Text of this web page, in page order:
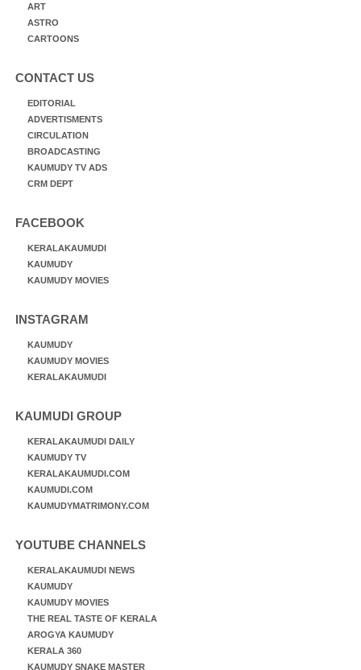
ART
ASTRO
CARTOONS
CONTACT US
EDITORIAL
ADVERTISMENTS
CIRCULATION
BROADCASTING
KAUMUDY TV ADS
CRM DEPT
FACEBOOK
KERALAKAUMUDI
KAUMUDY
KAUMUDY MOVIES
INSTAGRAM
KAUMUDY
KAUMUDY MOVIES
KERALAKAUMUDI
KAUMUDI GROUP
KERALAKAUMUDI DAILY
KAUMUDY TV
KERALAKAUMUDI.COM
KAUMUDI.COM
KAUMUDYMATRIMONY.COM
YOUTUBE CHANNELS
KERALAKAUMUDI NEWS
KAUMUDY
KAUMUDY MOVIES
THE REAL TASTE OF KERALA
AROGYA KAUMUDY
KERALA 360
KAUMUDY SNAKE MASTER